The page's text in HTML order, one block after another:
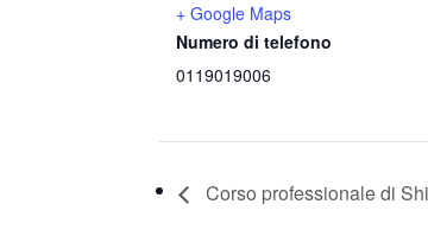
+ Google Maps
Numero di telefono
0119019006
Corso professionale di